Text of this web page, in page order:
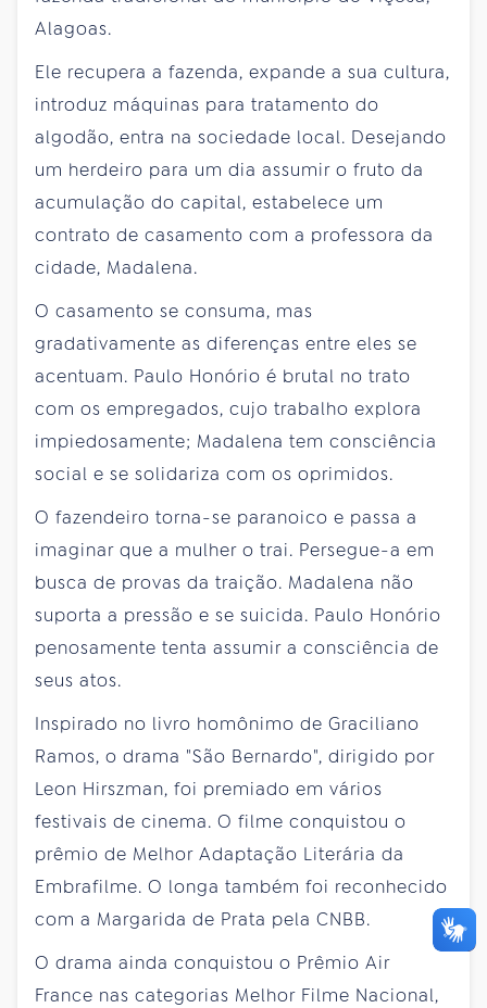
Alagoas.
Ele recupera a fazenda, expande a sua cultura,
introduz máquinas para tratamento do
algodão, entra na sociedade local. Desejando
um herdeiro para um dia assumir o fruto da
acumulação do capital, estabelece um
contrato de casamento com a professora da
cidade, Madalena.
O casamento se consuma, mas
gradativamente as diferenças entre eles se
acentuam. Paulo Honório é brutal no trato
com os empregados, cujo trabalho explora
impiedosamente; Madalena tem consciência
social e se solidariza com os oprimidos.
O fazendeiro torna-se paranoico e passa a
imaginar que a mulher o trai. Persegue-a em
busca de provas da traição. Madalena não
suporta a pressão e se suicida. Paulo Honório
penosamente tenta assumir a consciência de
seus atos.
Inspirado no livro homônimo de Graciliano
Ramos, o drama "São Bernardo", dirigido por
Leon Hirszman, foi premiado em vários
festivais de cinema. O filme conquistou o
prêmio de Melhor Adaptação Literária da
Embrafilme. O longa também foi reconhecido
com a Margarida de Prata pela CNBB.
O drama ainda conquistou o Prêmio Air
France nas categorias Melhor Filme Nacional,